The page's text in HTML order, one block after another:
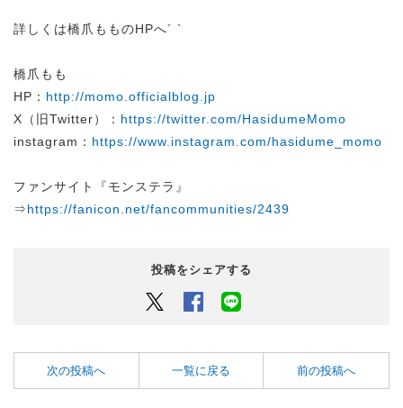
詳しくは橋爪もものHPへ´ `
橋爪もも
HP： http://momo.officialblog.jp
X（旧Twitter）： https://twitter.com/HasidumeMomo
instagram： https://www.instagram.com/hasidume_momo
ファンサイト『モンステラ』
⇒https://fanicon.net/fancommunities/2439
投稿をシェアする
Twitter Facebook
次の投稿へ 一覧に戻る 前の投稿へ